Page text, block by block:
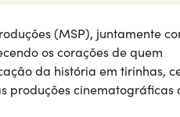
(MSP), juntamente
os corações de quem
da história em tirinhas,
produções cinematográficas